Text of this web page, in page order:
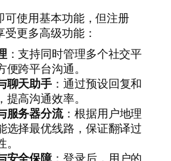
可使用基本功能，但注册
更多高级功能：
：支持同时管理多个社交平
便跨平台沟通。
聊天助手 ：通过预设回复和
提高沟通效率。
服务器分流：根据用户地理
选择最优线路，保证翻译过
安全保障 ：登录后，用户的